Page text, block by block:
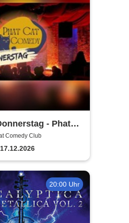
- Phat
Club
Comedy Club
20:00 Uhr